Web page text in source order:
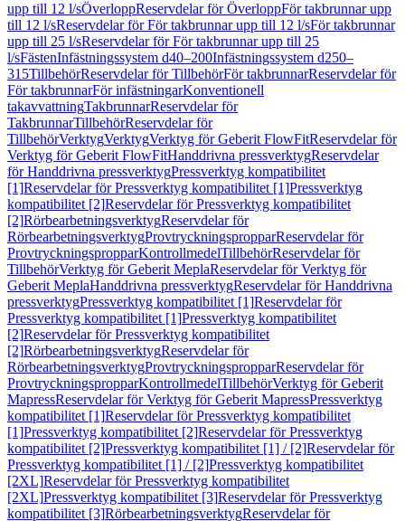
upp till 12 l/sÖverloppReservdelar för ÖverloppFör takbrunnar upp
till 12 l/sReservdelar för För takbrunnar upp till 12 l/sFör takbrunnar
upp till 25 l/sReservdelar för För takbrunnar upp till 25
l/sFästenInfästningssystem d40–200Infästningssystem d250–
315TillbehörReservdelar för TillbehörFör takbrunnarReservdelar för
För takbrunnarFör infästningarKonventionell
takavvattningTakbrunnarReservdelar för
TakbrunnarTillbehörReservdelar för
TillbehörVerktygVerktygVerktyg för Geberit FlowFitReservdelar för
Verktyg för Geberit FlowFitHanddrivna pressverktygReservdelar
för Handdrivna pressverktygPressverktyg kompatibilitet
[1]Reservdelar för Pressverktyg kompatibilitet [1]Pressverktyg
kompatibilitet [2]Reservdelar för Pressverktyg kompatibilitet
[2]RörbearbetningsverktygReservdelar för
RörbearbetningsverktygProvtryckningspropparReservdelar för
ProvtryckningspropparKontrollmedelTillbehörReservdelar för
TillbehörVerktyg för Geberit MeplaReservdelar för Verktyg för
Geberit MeplaHanddrivna pressverktygReservdelar för Handdrivna
pressverktygPressverktyg kompatibilitet [1]Reservdelar för
Pressverktyg kompatibilitet [1]Pressverktyg kompatibilitet
[2]Reservdelar för Pressverktyg kompatibilitet
[2]RörbearbetningsverktygReservdelar för
RörbearbetningsverktygProvtryckningspropparReservdelar för
ProvtryckningspropparKontrollmedelTillbehörVerktyg för Geberit
MapressReservdelar för Verktyg för Geberit MapressPressverktyg
kompatibilitet [1]Reservdelar för Pressverktyg kompatibilitet
[1]Pressverktyg kompatibilitet [2]Reservdelar för Pressverktyg
kompatibilitet [2]Pressverktyg kompatibilitet [1] / [2]Reservdelar för
Pressverktyg kompatibilitet [1] / [2]Pressverktyg kompatibilitet
[2XL]Reservdelar för Pressverktyg kompatibilitet
[2XL]Pressverktyg kompatibilitet [3]Reservdelar för Pressverktyg
kompatibilitet [3]RörbearbetningsverktygReservdelar för